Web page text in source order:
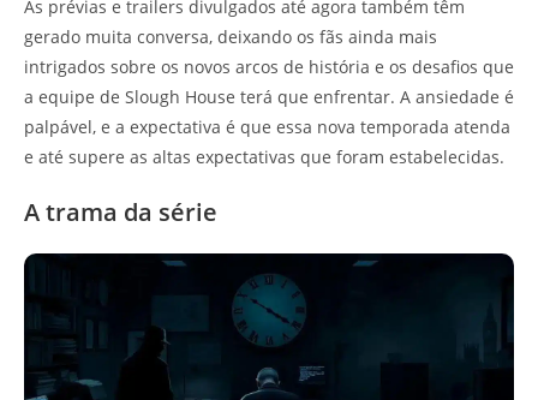
As prévias e trailers divulgados até agora também têm
gerado muita conversa, deixando os fãs ainda mais
intrigados sobre os novos arcos de história e os desafios que
a equipe de Slough House terá que enfrentar. A ansiedade é
palpável, e a expectativa é que essa nova temporada atenda
e até supere as altas expectativas que foram estabelecidas.
A trama da série